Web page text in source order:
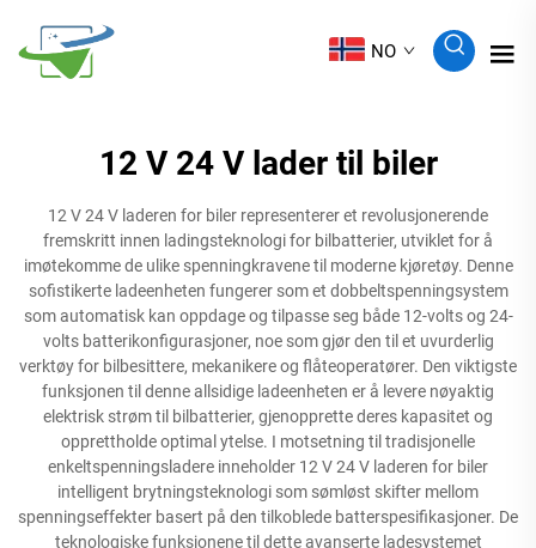
NO
12 V 24 V lader til biler
12 V 24 V laderen for biler representerer et revolusjonerende
fremskritt innen ladingsteknologi for bilbatterier, utviklet for å
imøtekomme de ulike spenningkravene til moderne kjøretøy. Denne
sofistikerte ladeenheten fungerer som et dobbeltspenningsystem
som automatisk kan oppdage og tilpasse seg både 12-volts og 24-
volts batterikonfigurasjoner, noe som gjør den til et uvurderlig
verktøy for bilbesittere, mekanikere og flåteoperatører. Den viktigste
funksjonen til denne allsidige ladeenheten er å levere nøyaktig
elektrisk strøm til bilbatterier, gjenopprette deres kapasitet og
opprettholde optimal ytelse. I motsetning til tradisjonelle
enkeltspenningsladere inneholder 12 V 24 V laderen for biler
intelligent brytningsteknologi som sømløst skifter mellom
spenningseffekter basert på den tilkoblede batterspesifikasjoner. De
teknologiske funksjonene til dette avanserte ladesystemet